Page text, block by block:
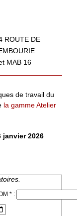
ROUTE DE
MAB 16
de travail du
la gamme Atelier
janvier 2026
* :